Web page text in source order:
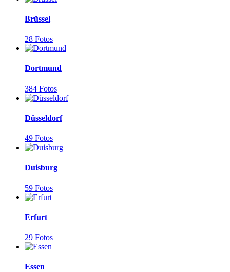
Brüssel
28 Fotos
Dortmund
384 Fotos
Düsseldorf
49 Fotos
Duisburg
59 Fotos
Erfurt
29 Fotos
Essen